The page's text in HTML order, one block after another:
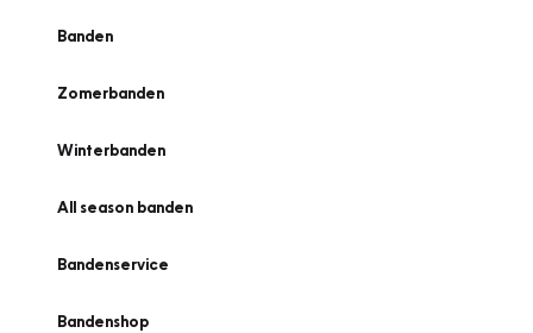
Banden
Zomerbanden
Winterbanden
All season banden
Bandenservice
Bandenshop